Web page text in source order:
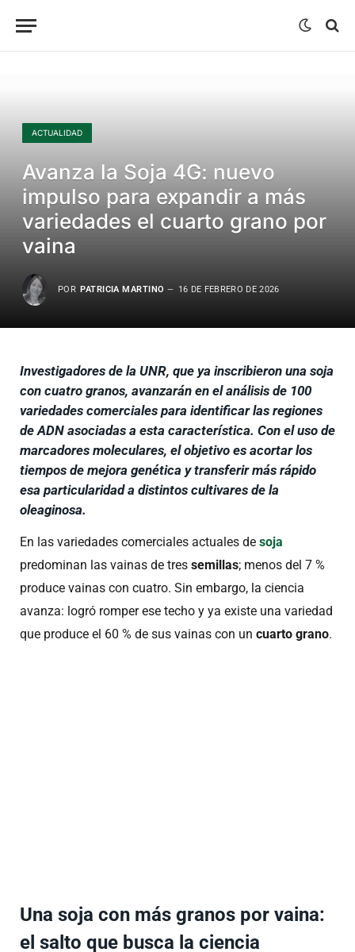
ACTUALIDAD
Avanza la Soja 4G: nuevo
impulso para expandir a más
variedades el cuarto grano por
vaina
POR PATRICIA MARTINO 16 DE FEBRERO DE 2026
Investigadores de la UNR, que ya inscribieron una soja
con cuatro granos, avanzarán en el análisis de 100
variedades comerciales para identificar las regiones
de ADN asociadas a esta característica. Con el uso de
marcadores moleculares, el objetivo es acortar los
tiempos de mejora genética y transferir más rápido
esa particularidad a distintos cultivares de la
oleaginosa.
En las variedades comerciales actuales de soja
predominan las vainas de tres semillas; menos del 7 %
produce vainas con cuatro. Sin embargo, la ciencia
avanza: logró romper ese techo y ya existe una variedad
que produce el 60 % de sus vainas con un cuarto grano.
Una soja con más granos por vaina:
el salto que busca la ciencia